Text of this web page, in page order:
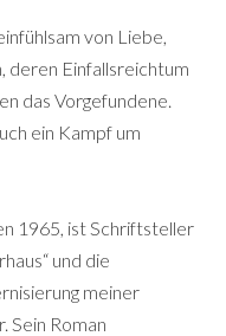
von Liebe,
deren Einfallsreichtum
das Vorgefundene.
ein Kampf um
1965, ist Schriftsteller
und die
meiner
Sein Roman